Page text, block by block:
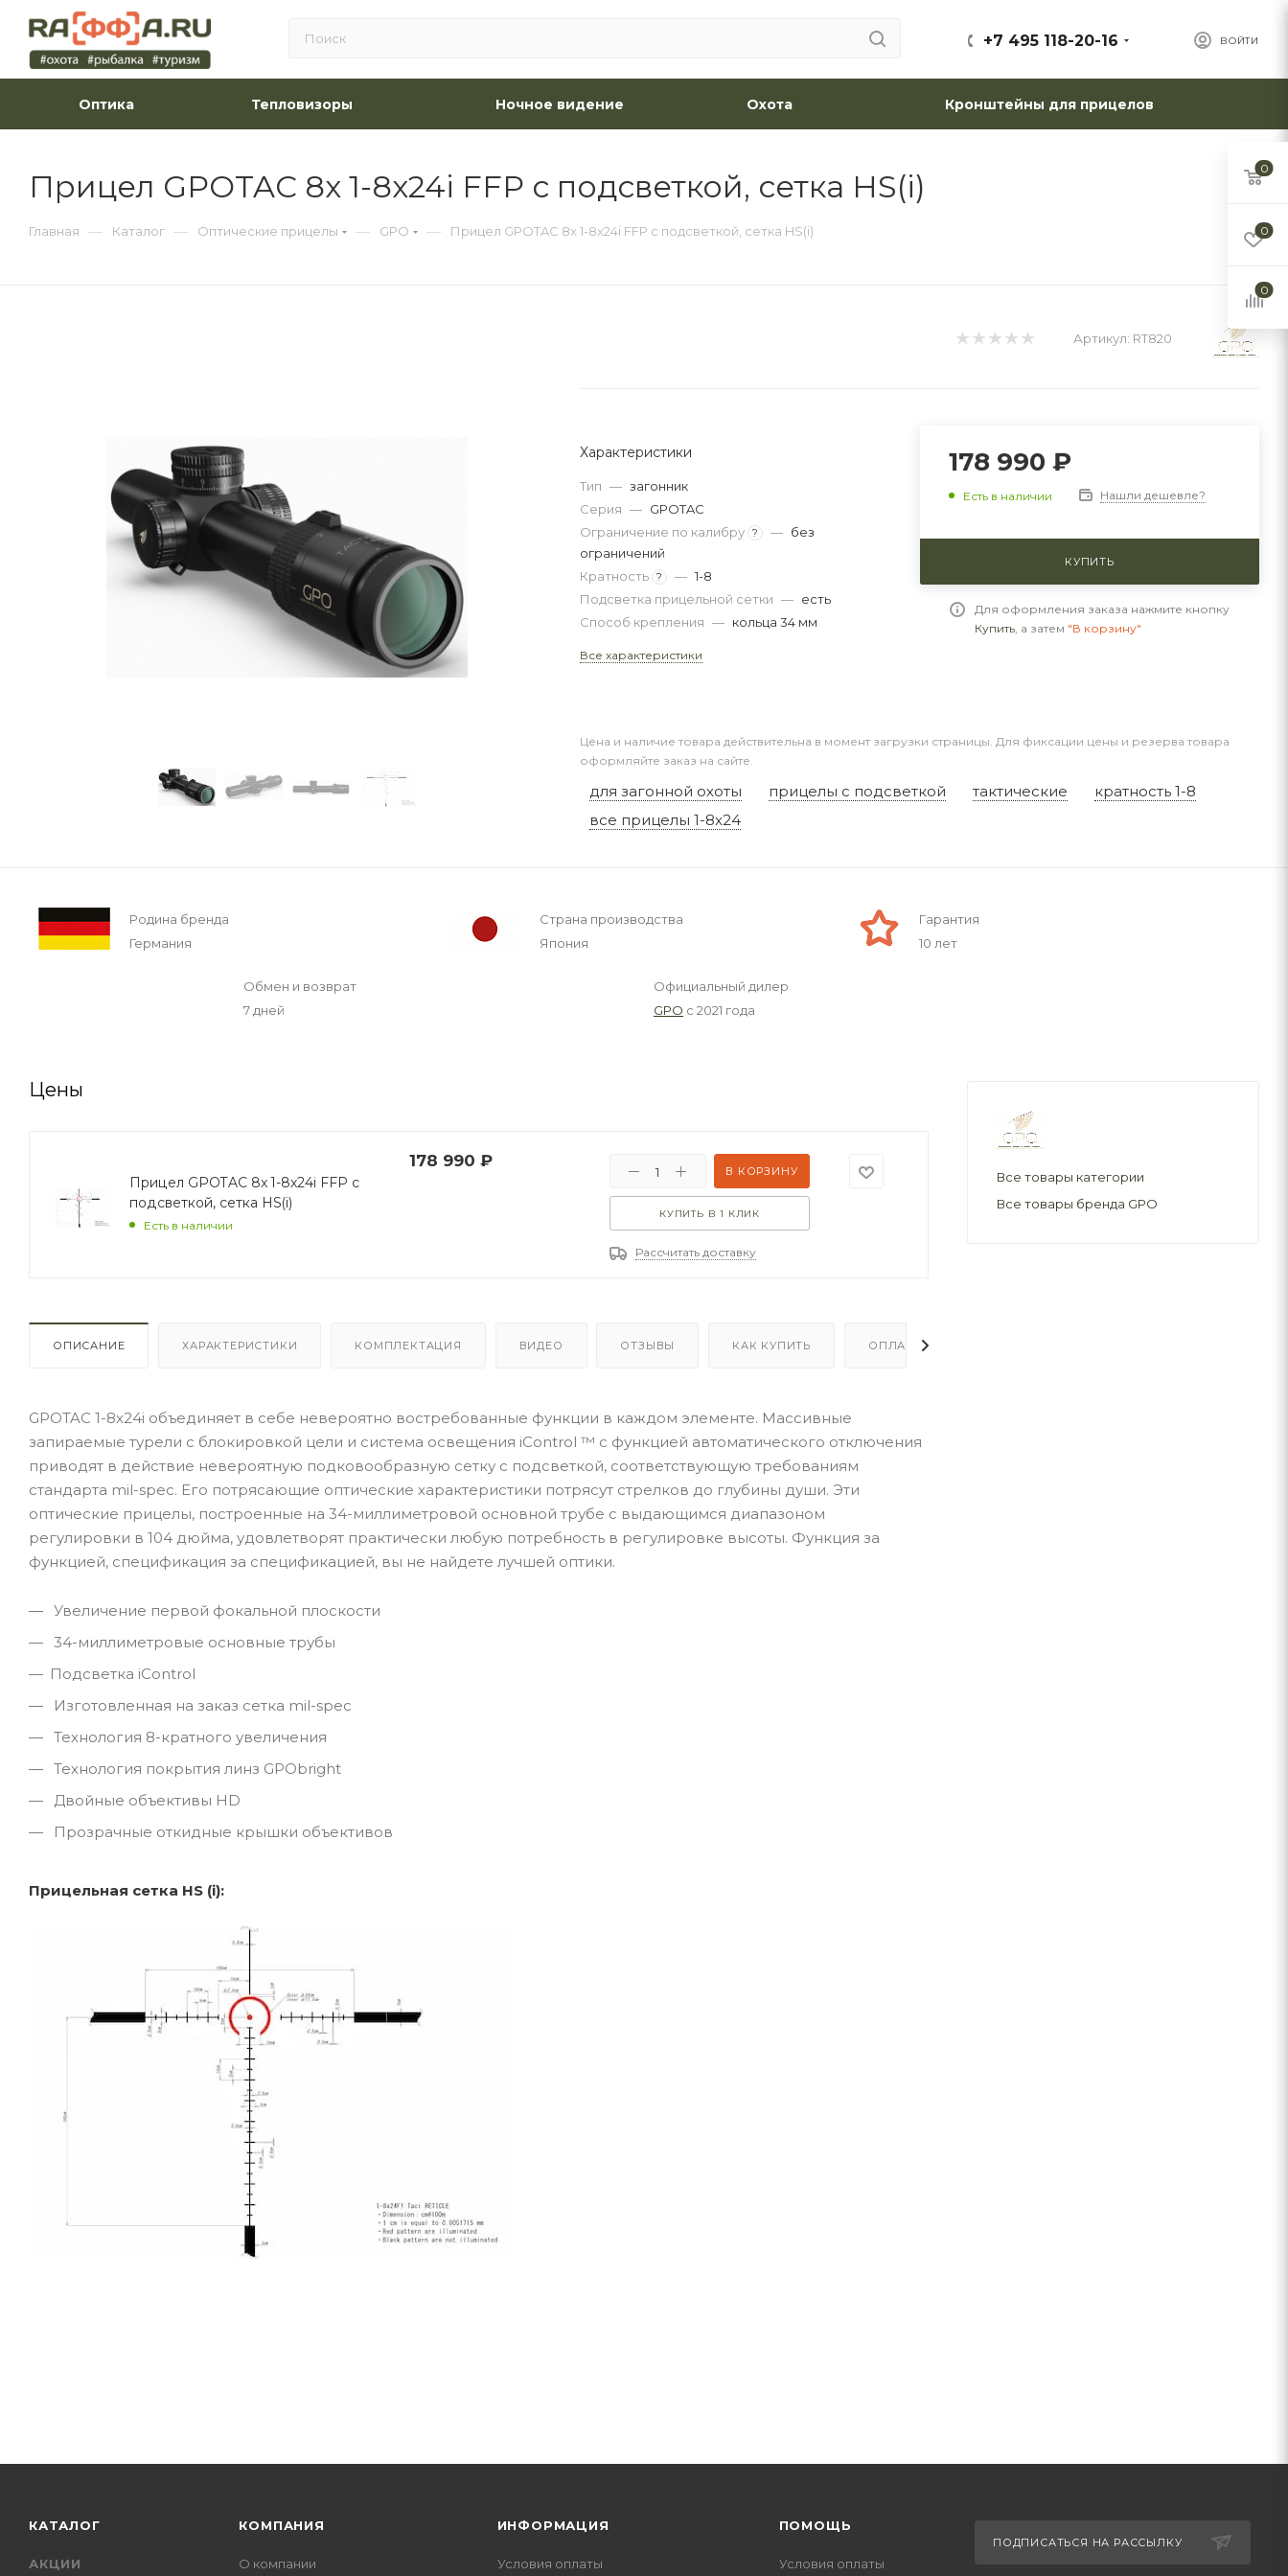
ВОЙТИ
+7 495 118-20-16
Оптика Тепловизоры Ночное видение Охота Кронштейны для прицелов
Прицел GPOTAC 8x 1-8x24i FFP с подсветкой, сетка HS(i)
Главная — Каталог — Оптические прицелы — GPO — Прицел GPOTAC 8x 1-8x24i FFP с подсветкой, сетка HS(i)
Артикул: RT820
Характеристики
Тип — загонник
Серия — GPOTAC
Ограничение по калибру ? — без
ограничений
Кратность ? — 1-8
Подсветка прицельной сетки — есть
Способ крепления — кольца 34 мм
Все характеристики
178 990 ₽
Есть в наличии Нашли дешевле?
КУПИТЬ
Для оформления заказа нажмите кнопку
Купить, а затем "В корзину"
Цена и наличие товара действительна в момент загрузки страницы. Для фиксации цены и резерва товара
оформляйте заказ на сайте.
для загонной охоты прицелы с подсветкой тактические
кратность 1-8
все прицелы 1-8x24
Родина бренда
Германия
Страна производства
Япония
Гарантия
10 лет
Обмен и возврат
7 дней
Официальный дилер
GPO с 2021 года
Цены
Прицел GPOTAC 8x 1-8x24i FFP с
подсветкой, сетка HS(i)
Есть в наличии
178 990 ₽
В КОРЗИНУ
КУПИТЬ В 1 КЛИК
Рассчитать доставку
ОПИСАНИЕ ХАРАКТЕРИСТИКИ КОМПЛЕКТАЦИЯ ВИДЕО ОТЗЫВЫ КАК КУПИТЬ ОПЛАТА
GPOTAC 1-8x24i объединяет в себе невероятно востребованные функции в каждом элементе. Массивные
запираемые турели с блокировкой цели и система освещения iControl ™ с функцией автоматического отключения
приводят в действие невероятную подковообразную сетку с подсветкой, соответствующую требованиям
стандарта mil-spec. Его потрясающие оптические характеристики потрясут стрелков до глубины души. Эти
оптические прицелы, построенные на 34-миллиметровой основной трубе с выдающимся диапазоном
регулировки в 104 дюйма, удовлетворят практически любую потребность в регулировке высоты. Функция за
функцией, спецификация за спецификацией, вы не найдете лучшей оптики.
Увеличение первой фокальной плоскости
34-миллиметровые основные трубы
Подсветка iControl
Изготовленная на заказ сетка mil-spec
Технология 8-кратного увеличения
Технология покрытия линз GPObright
Двойные объективы HD
Прозрачные откидные крышки объективов
Прицельная сетка HS (i):
Все товары категории
Все товары бренда GPO
КАТАЛОГ
АКЦИИ
КОМПАНИЯ
О компании
ИНФОРМАЦИЯ
Условия оплаты
ПОМОЩЬ
Условия оплаты
ПОДПИСАТЬСЯ НА РАССЫЛКУ
0
0
0